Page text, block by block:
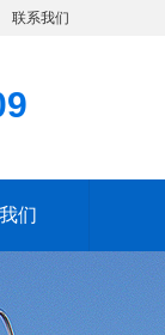
联系我们
们